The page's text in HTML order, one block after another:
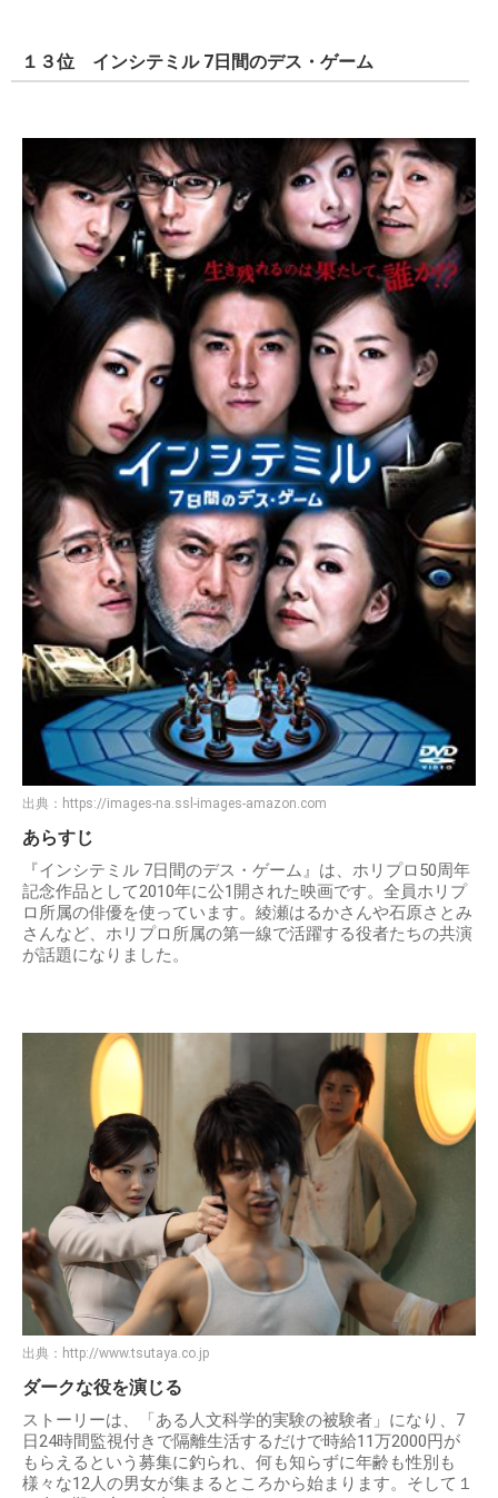
１３位 インシテミル 7日間のデス・ゲーム
出典： https://images-na.ssl-images-amazon.com
あらすじ
『インシテミル 7日間のデス・ゲーム』は、ホリプロ50周年
記念作品として2010年に公1開された映画です。全員ホリプ
ロ所属の俳優を使っています。綾瀬はるかさんや石原さとみ
さんなど、ホリプロ所属の第一線で活躍する役者たちの共演
が話題になりました。
出典： http://www.tsutaya.co.jp
ダークな役を演じる
ストーリーは、「ある人文科学的実験の被験者」になり、7
日24時間監視付きで隔離生活するだけで時給11万2000円が
もらえるという募集に釣られ、何も知らずに年齢も性別も
様々な12人の男女が集まるところから始まります。そして１